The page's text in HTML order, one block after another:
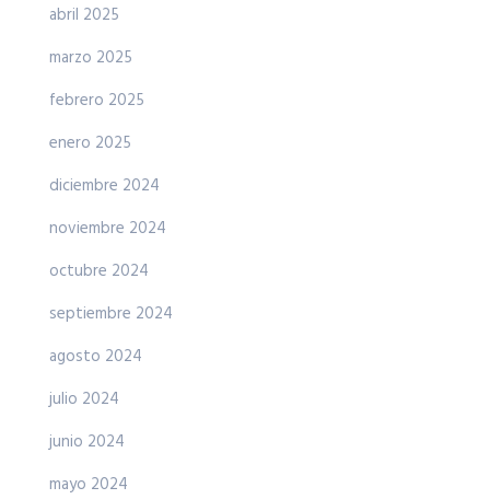
abril 2025
marzo 2025
febrero 2025
enero 2025
diciembre 2024
noviembre 2024
octubre 2024
septiembre 2024
agosto 2024
julio 2024
junio 2024
mayo 2024